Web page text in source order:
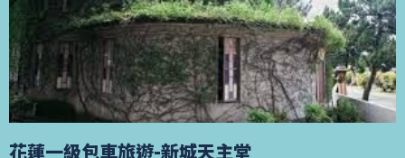
花蓮一級包車旅遊-新城天主堂